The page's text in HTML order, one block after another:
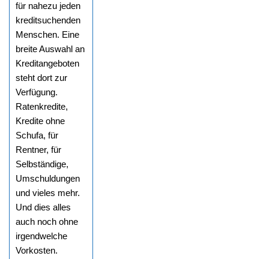
für nahezu jeden
kreditsuchenden
Menschen. Eine
breite Auswahl an
Kreditangeboten
steht dort zur
Verfügung.
Ratenkredite,
Kredite ohne
Schufa, für
Rentner, für
Selbständige,
Umschuldungen
und vieles mehr.
Und dies alles
auch noch ohne
irgendwelche
Vorkosten.